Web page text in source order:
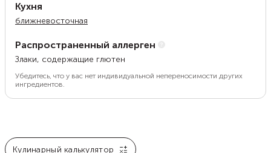
Кухня
ближневосточная
Распространенный аллерген
Злаки, содержащие глютен
Убедитесь, что у вас нет индивидуальной непереносимости других
ингредиентов.
Кулинарный калькулятор